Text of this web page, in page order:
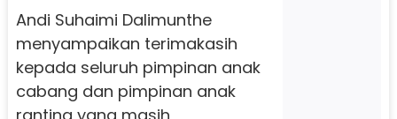
Andi Suhaimi Dalimunthe
menyampaikan terimakasih
kepada seluruh pimpinan anak
cabang dan pimpinan anak